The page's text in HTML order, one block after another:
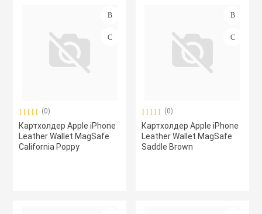
Apple Magic
Apple Pencil
Фены
Склад
(0)
Картхолдер Apple iPhone
Leather Wallet MagSafe
California Poppy
(0)
Картхолдер Apple iPhone
Leather Wallet MagSafe
Saddle Brown